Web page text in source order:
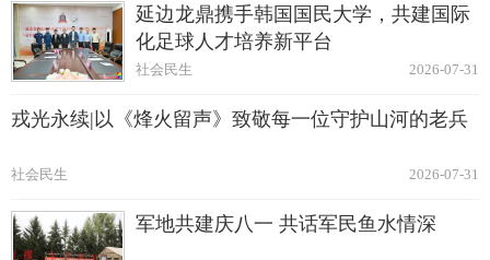
延边龙鼎携手韩国国民大学，共建国际
化足球人才培养新平台
2026-07-31
社会民生
戎光永续|以《烽火留声》致敬每一位守护山河的老兵
2026-07-31
社会民生
军地共建庆八一 共话军民鱼水情深